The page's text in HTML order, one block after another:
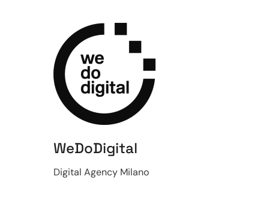
WeDoDigital
Digital Agency Milano